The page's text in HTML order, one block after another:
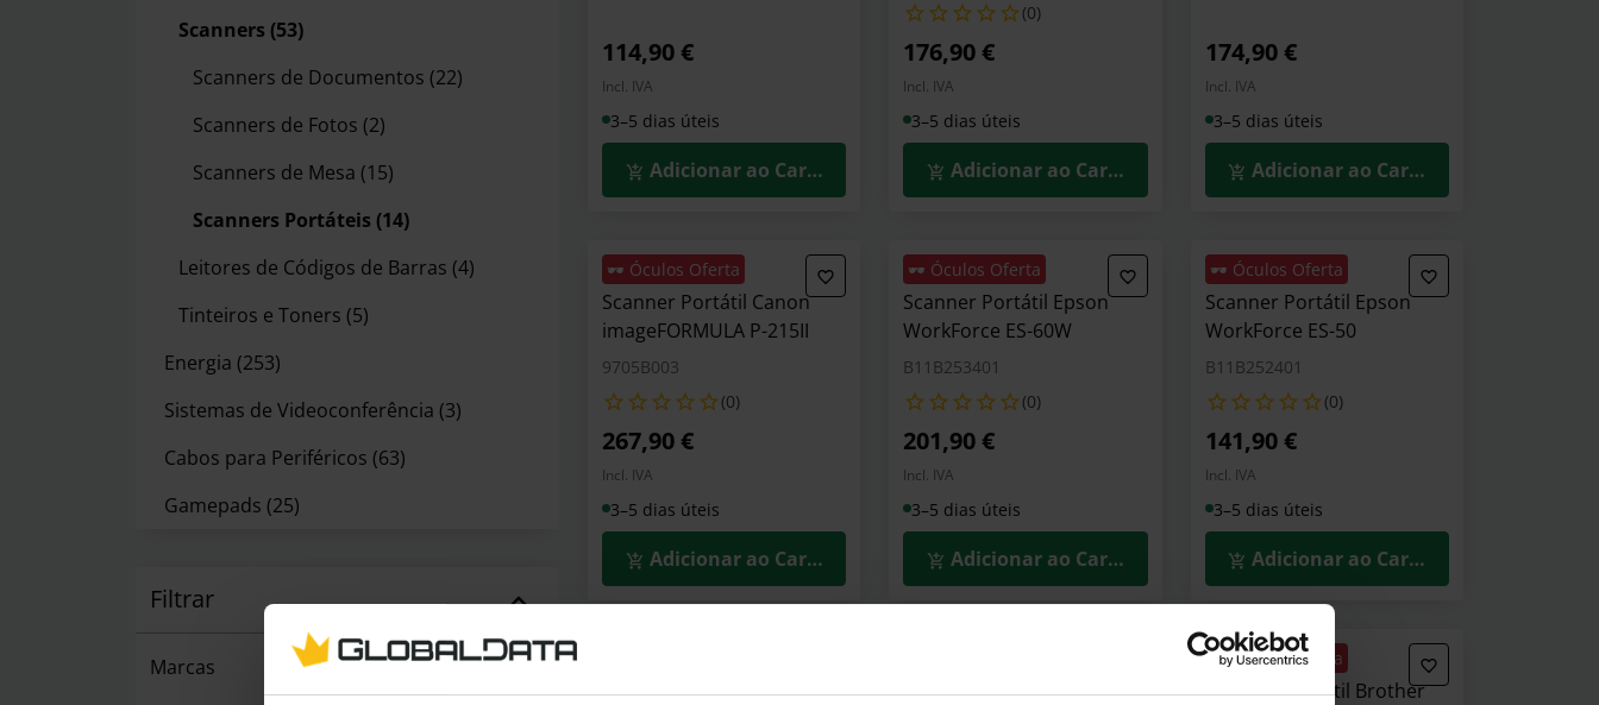
Scanners (53)
Scanners de Documentos (22)
Scanners de Fotos (2)
Scanners de Mesa (15)
Scanners Portáteis (14)
Leitores de Códigos de Barras (4)
Tinteiros e Toners (5)
Energia (253)
Sistemas de Videoconferência (3)
Cabos para Periféricos (63)
Gamepads (25)
Filtrar
Marcas
114,90 €
Incl. IVA
3–5 dias úteis
Adicionar ao Carrinho
(0)
176,90 €
Incl. IVA
3–5 dias úteis
Adicionar ao Carrinho
174,90 €
Incl. IVA
3–5 dias úteis
Adicionar ao Carrinho
🕶️ Óculos Oferta
Scanner Portátil Canon
imageFORMULA P-215II
9705B003
(0)
267,90 €
Incl. IVA
3–5 dias úteis
Adicionar ao Carrinho
🕶️ Óculos Oferta
Scanner Portátil Epson
WorkForce ES-60W
B11B253401
(0)
201,90 €
Incl. IVA
3–5 dias úteis
Adicionar ao Carrinho
🕶️ Óculos Oferta
Scanner Portátil Epson
WorkForce ES-50
B11B252401
(0)
141,90 €
Incl. IVA
3–5 dias úteis
Adicionar ao Carrinho
Scanner Portátil Brother
Scanner Portátil Epson
🕶️ Óculos Oferta
Scanner Portátil Brother